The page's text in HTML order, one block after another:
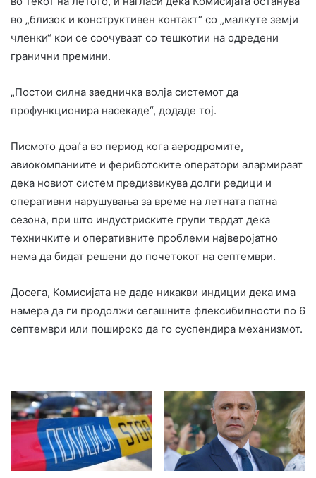
во „близок и конструктивен контакт“ со „малкуте земји
членки“ кои се соочуваат со тешкотии на одредени
гранични премини.
„Постои силна заедничка волја системот да
профункционира насекаде“, додаде тој.
Писмото доаѓа во период кога аеродромите,
авиокомпаниите и фериботските оператори алармираат
дека новиот систем предизвикува долги редици и
оперативни нарушувања за време на летната патна
сезона, при што индустриските групи тврдат дека
техничките и оперативните проблеми најверојатно
нема да бидат решени до почетокот на септември.
Досега, Комисијата не даде никакви индиции дека има
намера да ги продолжи сегашните флексибилности по 6
септември или пошироко да го суспендира механизмот.